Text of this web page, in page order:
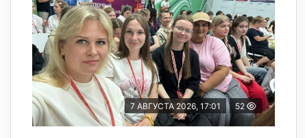
7 АВГУСТА 2026, 17:01 52